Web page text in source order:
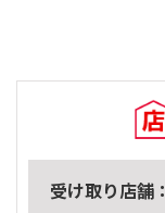
受け取り店舗：